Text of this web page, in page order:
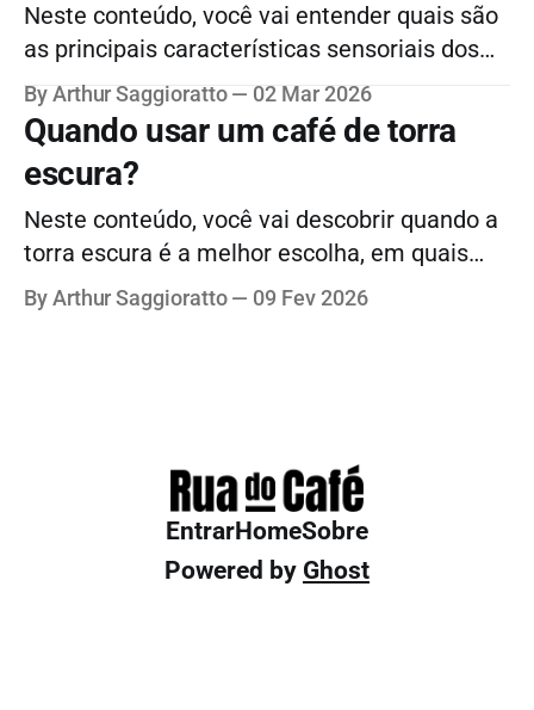
Neste conteúdo, você vai entender quais são
as principais características sensoriais dos
cafés de torra média e escura para acertar na
escolha dos grãos que mais combinam com o
seu gosto.
By Arthur Saggioratto 02 Mar 2026
Quando usar um café de torra
escura?
Neste conteúdo, você vai descobrir quando a
torra escura é a melhor escolha, em quais
métodos ela funciona melhor, como a
variedade do grão influencia o resultado e em
By Arthur Saggioratto 09 Fev 2026
EntrarHomeSobre
Powered by Ghost